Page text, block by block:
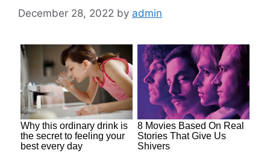
December 28, 2022 by admin